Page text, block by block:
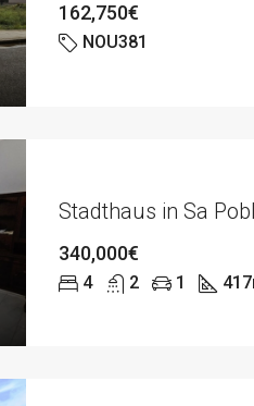
162,750€
NOU381
Stadthaus in Sa
340,000€
4 2 1 417